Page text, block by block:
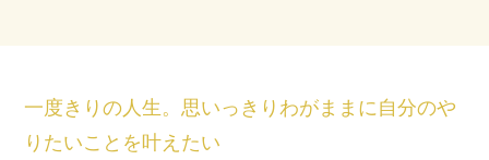
一度きりの人生。思いっきりわがままに自分のや
りたいことを叶えたい